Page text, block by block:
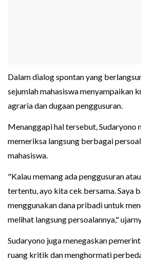
Dalam dialog spontan yang
sejumlah mahasiswa menyampaikan
agraria dan dugaan penggusuran.
Menanggapi hal tersebut, Sudaryono
memeriksa langsung berbagai
mahasiswa.
"Kalau memang ada penggusuran
tertentu, ayo kita cek bersama. Saya
menggunakan dana pribadi untuk
melihat langsung persoalannya,"
Sudaryono juga menegaskan
ruang kritik dan menghormati